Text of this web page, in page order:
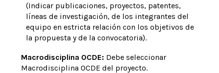
(Indicar publicaciones, proyectos, patentes,
líneas de investigación, de los integrantes del
equipo en estricta relación con los objetivos de
la propuesta y de la convocatoria).
Macrodisciplina OCDE: Debe seleccionar
Macrodisciplina OCDE del proyecto.